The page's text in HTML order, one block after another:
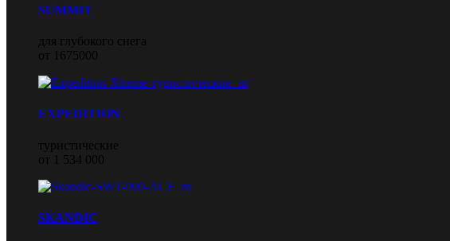
SUMMIT
для глубокого снега
от 1675000
EXPEDITION
туристические
от 1 534 000
SKANDIC